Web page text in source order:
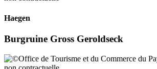
Haegen
Burgruine Gross Geroldseck